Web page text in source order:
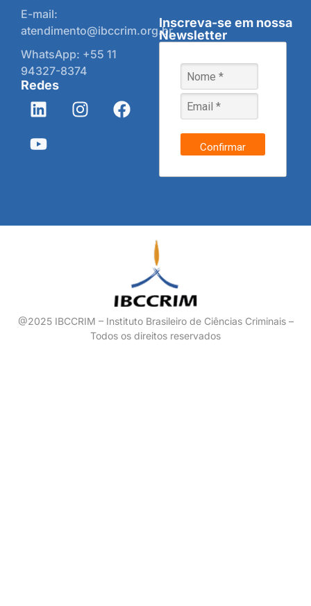
E-mail:
atendimento@ibccrim.org.br
WhatsApp: +55 11
94327-8374
Redes
Inscreva-se em nossa
Newsletter
Confirmar
@2025 IBCCRIM – Instituto Brasileiro de Ciências Criminais –
Todos os direitos reservados